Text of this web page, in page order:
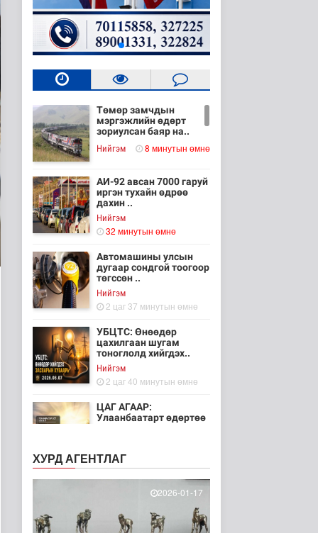
Төмөр замчдын
мэргэжлийн өдөрт
зориулсан баяр на..
Нийгэм 8 минутын өмнө
АИ-92 авсан 7000 гаруй
иргэн тухайн өдрөө
дахин ..
Нийгэм
32 минутын өмнө
Автомашины улсын
дугаар сондгой тоогоор
төгссөн ..
Нийгэм
2 цаг 37 минутын өмнө
УБЦТС: Өнөөдөр
цахилгаан шугам
тоноглолд хийгдэх..
Нийгэм
2 цаг 40 минутын өмнө
ЦАГ АГААР:
Улаанбаатарт өдөртөө
2 цаг 52 минутын өмнө
Монгол Улсын Төрийн
3 цаг 37 минутын өмнө
ХУРД АГЕНТЛАГ
2026-01-17